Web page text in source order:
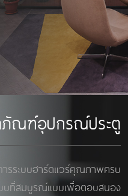
ณฑ์อุปกรณ์ประตู
การระบบฮาร์ดแวร์คุณภาพครบ
บที่สมบูรณ์แบบเพื่อตอบสนอง